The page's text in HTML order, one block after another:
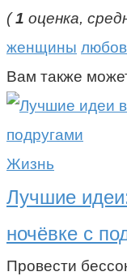
(1 оценка,
женщины
Вам также
Жизнь
Лучшие
ночёвке с
Провести